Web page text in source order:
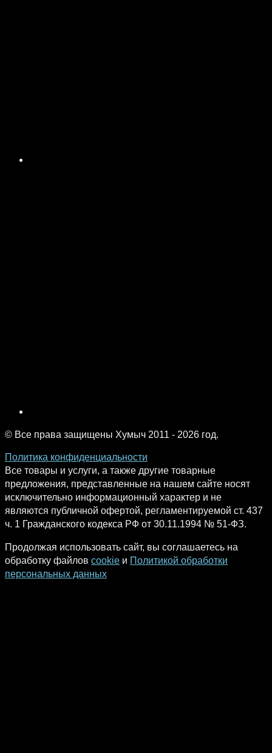
© Все права защищены Хумыч 2011 - 2026 год.
Политика конфиденциальности
Все товары и услуги, а также другие товарные
предложения, представленные на нашем сайте носят
исключительно информационный характер и не
являются публичной офертой, регламентируемой ст. 437
ч. 1 Гражданского кодекса РФ от 30.11.1994 № 51-ФЗ.
Продолжая использовать сайт, вы соглашаетесь на
обработку файлов cookie и Политикой обработки
персональных данных